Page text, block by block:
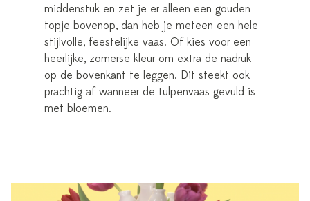
middenstuk en zet je er alleen een gouden
topje bovenop, dan heb je meteen een hele
stijlvolle, feestelijke vaas. Of kies voor een
heerlijke, zomerse kleur om extra de nadruk
op de bovenkant te leggen. Dit steekt ook
prachtig af wanneer de tulpenvaas gevuld is
met bloemen.